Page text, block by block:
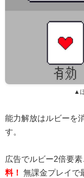
▲
能力解放はルビーを
す。
広告でルビー2倍要
料！ 無課金プレイで